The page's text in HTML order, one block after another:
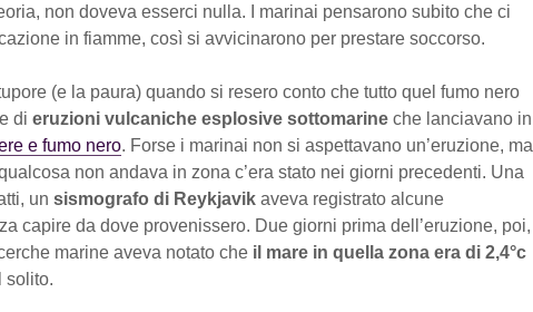
non doveva esserci nulla. I marinai pensarono subito che ci
in fiamme, così si avvicinarono per prestare soccorso.
(e la paura) quando si resero conto che tutto quel fumo nero
di eruzioni vulcaniche esplosive sottomarine che lanciavano in
e fumo nero. Forse i marinai non si aspettavano un’eruzione, ma
non andava in zona c’era stato nei giorni precedenti. Una
un sismografo di Reykjavik aveva registrato alcune
capire da dove provenissero. Due giorni prima dell’eruzione, poi,
marine aveva notato che il mare in quella zona era di 2,4°c
solito.